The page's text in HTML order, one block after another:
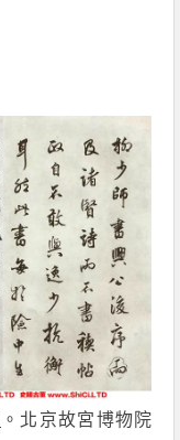
。北京故宮博物院